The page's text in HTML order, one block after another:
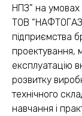
НПЗ” на умовах
ТОВ
підприємства
проектування,
експлуатацію
розвитку
технічного
навчання і